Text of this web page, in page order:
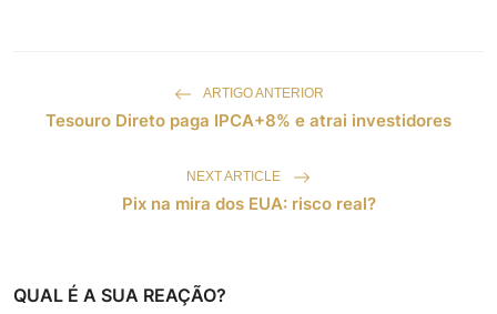
ARTIGO ANTERIOR
Tesouro Direto paga IPCA+8% e atrai investidores
NEXT ARTICLE
Pix na mira dos EUA: risco real?
QUAL É A SUA REAÇÃO?